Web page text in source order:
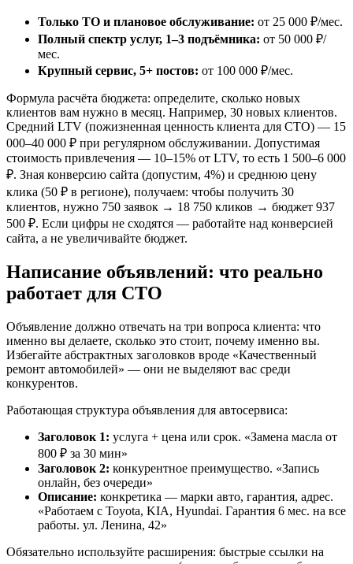
Только ТО и плановое обслуживание: от 25 000 ₽/мес.
Полный спектр услуг, 1–3 подъёмника: от 50 000 ₽/
мес.
Крупный сервис, 5+ постов: от 100 000 ₽/мес.
Формула расчёта бюджета: определите, сколько новых
клиентов вам нужно в месяц. Например, 30 новых клиентов.
Средний LTV (пожизненная ценность клиента для СТО) — 15
000–40 000 ₽ при регулярном обслуживании. Допустимая
стоимость привлечения — 10–15% от LTV, то есть 1 500–6 000
₽. Зная конверсию сайта (допустим, 4%) и среднюю цену
клика (50 ₽ в регионе), получаем: чтобы получить 30
клиентов, нужно 750 заявок → 18 750 кликов → бюджет 937
500 ₽. Если цифры не сходятся — работайте над конверсией
сайта, а не увеличивайте бюджет.
Написание объявлений: что реально
работает для СТО
Объявление должно отвечать на три вопроса клиента: что
именно вы делаете, сколько это стоит, почему именно вы.
Избегайте абстрактных заголовков вроде «Качественный
ремонт автомобилей» — они не выделяют вас среди
конкурентов.
Работающая структура объявления для автосервиса:
Заголовок 1: услуга + цена или срок. «Замена масла от
800 ₽ за 30 мин»
Заголовок 2: конкурентное преимущество. «Запись
онлайн, без очереди»
Описание: конкретика — марки авто, гарантия, адрес.
«Работаем с Toyota, KIA, Hyundai. Гарантия 6 мес. на все
работы. ул. Ленина, 42»
Обязательно используйте расширения: быстрые ссылки на